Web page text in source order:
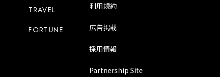
TRAVEL
FORTUNE
利用規約
広告掲載
採用情報
Partnership Site